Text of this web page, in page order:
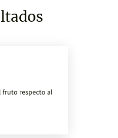
fruto respecto al